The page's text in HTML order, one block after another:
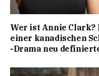
Wer ist Annie
einer kanadischen
-Drama neu